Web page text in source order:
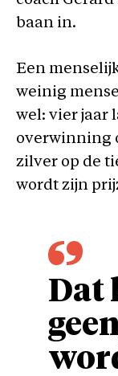
baan in.
Een
weinig
wel: vier jaar
overwinning
zilver op de
wordt zijn
Dat